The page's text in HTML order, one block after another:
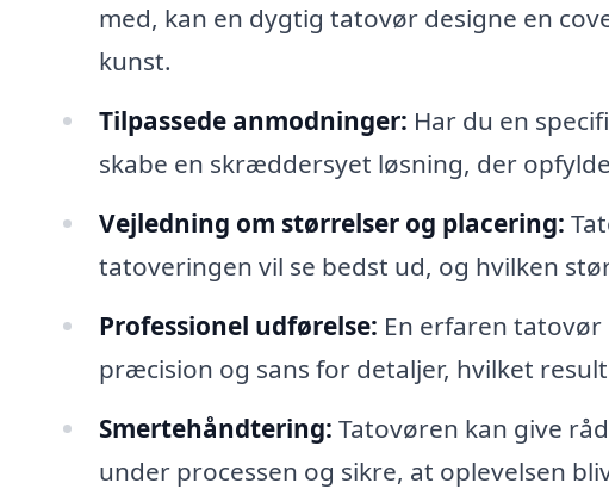
med, kan en dygtig tatovør designe en
kunst.
Tilpassede anmodninger: Har du en
skabe en skræddersyet løsning, der
Vejledning om størrelser og placering:
tatoveringen vil se bedst ud, og hvilken
Professionel udførelse: En erfaren
præcision og sans for detaljer, hvilket
Smertehåndtering: Tatovøren kan give
under processen og sikre, at oplevelsen